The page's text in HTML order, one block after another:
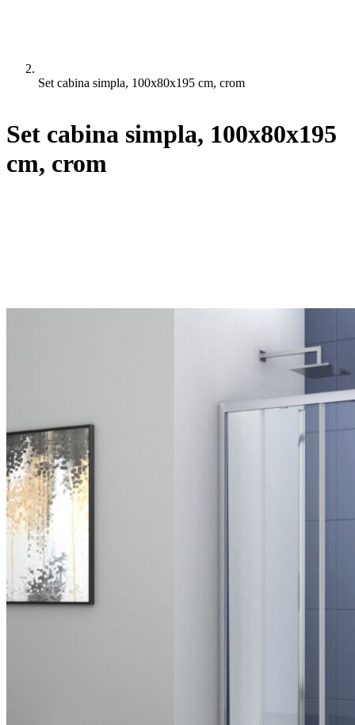
Set cabina simpla, 100x80x195 cm, crom
Set cabina simpla, 100x80x195
cm, crom